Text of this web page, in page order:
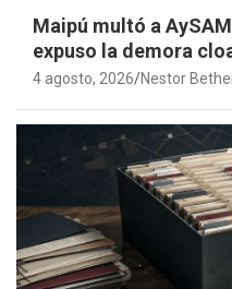
Maipú multó a
expuso la demora
4 agosto, 2026 Nestor